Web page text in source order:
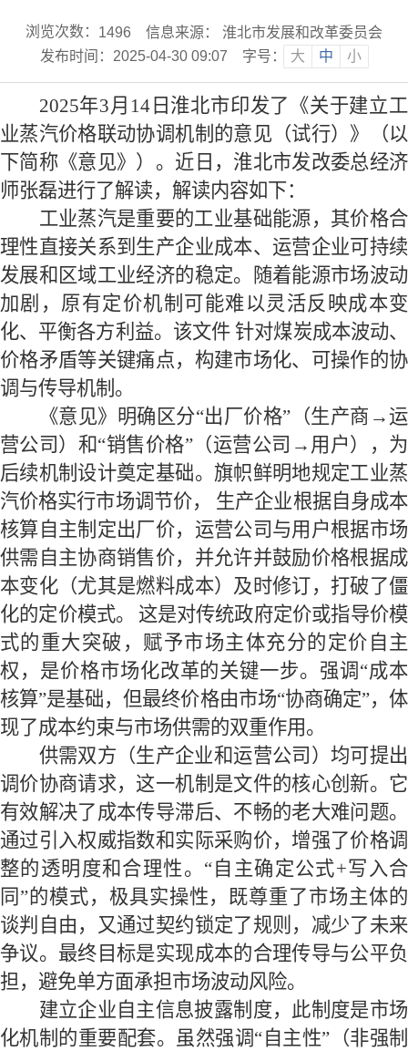
浏览次数： 1496
信息来源： 淮北市发展和改革委员会
发布时间：2025-04-30 09:07
字号： 大 中 小
2025年3月 14日淮北市印发了《关于建立工
业蒸汽价格联动协调机制的意见（试行） 》（以
下简称《意见》） 。近日，淮北市发改委总经济
师张磊进行了解读，解读内容如下：
工业蒸汽是重要的工业基础能源，其价格合
理性直接关系到生产企业成本、运营企业可持续
发展和区域工业经济的稳定。随着能源市场波动
加剧，原有定价机制可能难以灵活反映成本变
化、平衡各方利益。 该文件 针对煤炭成本波动、
价格矛盾等关键痛点，构建市场化、可操作的协
调与传导机制。
《意见》明确区分“出厂价格”（生产商→运
营公司）和“销售价格”（运营公司→用户），为
后续机制设计奠定基础。旗帜鲜明地规定工业蒸
汽价格实行市场调节价，
生产企业根据自身成本
核算自主制定出厂价，运营公司与用户根据市场
供需自主协商销售价，并允许并鼓励价格根据成
本变化（尤其是燃料成本）及时修订，打破了僵
化的定价模式。
这是对传统政府定价或指导价模
式的重大突破，赋予市场主体充分的定价自主
权，是价格市场化改革的关键一步。强调 “成本
核算”是基础，但最终价格由市场“协商确定”，体
现了成本约束与市场供需的双重作用。
供需双方（生产企业和运营公司）均可提出
调价协商请求，这一机制是文件的核心创新。它
有效解决了成本传导滞后、不畅的老大难问题。
通过引入权威指数和实际采购价，增强了价格调
整的透明度和合理性。 “自主确定公式+写入合
同 ”的模式，极具实操性，既尊重了市场主体的
谈判自由，又通过契约锁定了规则，减少了未来
争议。最终目标是实现成本的合理传导与公平负
担，避免单方面承担市场波动风险。
建立企业自主信息披露制度， 此制度是市场
化机制的重要配套。虽然强调“自主性” （非强制